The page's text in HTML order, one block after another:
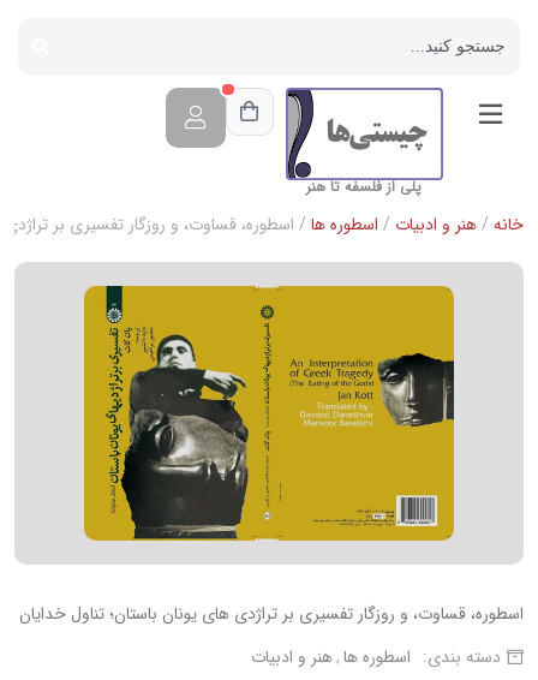
پلی از فلسفه تا هنر
خانه /هنر و ادبیات / اسطوره ها / اسطوره، قساوت، و روزگار تفسیری بر تراژدی
اسطوره، قساوت، و روزگار تفسیری بر تراژدی های یونان باستان؛ تناول خدایان
دسته بندی: اسطوره ها هنر و ادبیات